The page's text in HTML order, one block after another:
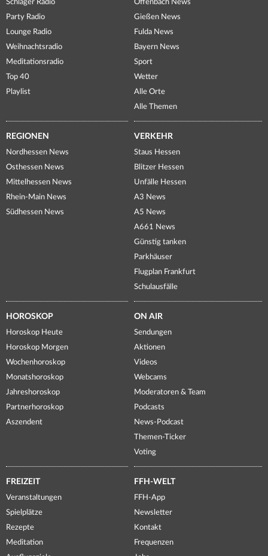
Schlager Radio
Party Radio
Lounge Radio
Weihnachtsradio
Meditationsradio
Top 40
Playlist
Offenbach News
Gießen News
Fulda News
Bayern News
Sport
Wetter
Alle Orte
Alle Themen
REGIONEN
Nordhessen News
Osthessen News
Mittelhessen News
Rhein-Main News
Südhessen News
VERKEHR
Staus Hessen
Blitzer Hessen
Unfälle Hessen
A3 News
A5 News
A661 News
Günstig tanken
Parkhäuser
Flugplan Frankfurt
Schulausfälle
HOROSKOP
Horoskop Heute
Horoskop Morgen
Wochenhoroskop
Monatshoroskop
Jahreshoroskop
Partnerhoroskop
Aszendent
ON AIR
Sendungen
Aktionen
Videos
Webcams
Moderatoren & Team
Podcasts
News-Podcast
Themen-Ticker
Voting
FREIZEIT
Veranstaltungen
Spielplätze
Rezepte
Meditation
FFH-WELT
FFH-App
Newsletter
Kontakt
Frequenzen